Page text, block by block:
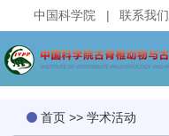
中国科学院 | 联系我们
首页 >> 学术活动